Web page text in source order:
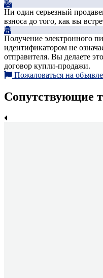
Ни один серьезный
взноса до того, как вы
Получение электронного
идентификатором не
отправителя. Вы делаете
договор купли-продажи.
Пожаловаться на
Сопутствующие